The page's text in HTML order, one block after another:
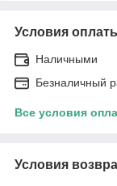
Условия
Наличными
Безналичный
Все условия
Условия